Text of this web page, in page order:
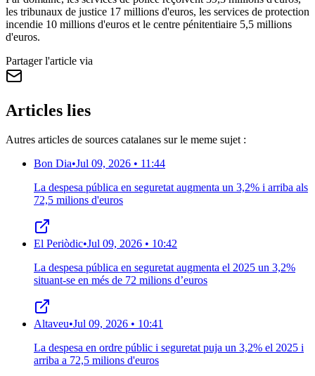
les tribunaux de justice 17 millions d'euros, les services de protection
incendie 10 millions d'euros et le centre pénitentiaire 5,5 millions
d'euros.
Partager l'article via
Articles lies
Autres articles de sources catalanes sur le meme sujet :
Bon Dia•Jul 09, 2026 • 11:44
La despesa pública en seguretat augmenta un 3,2% i arriba als
72,5 milions d'euros
El Periòdic•Jul 09, 2026 • 10:42
La despesa pública en seguretat augmenta el 2025 un 3,2%
situant-se en més de 72 milions d’euros
Altaveu•Jul 09, 2026 • 10:41
La despesa en ordre públic i seguretat puja un 3,2% el 2025 i
arriba a 72,5 milions d'euros